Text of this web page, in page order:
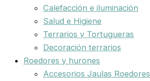
Calefacción e iluminación
Salud e Higiene
Terrarios y Tortugueras
Decoración terrarios
Roedores y hurones
Accesorios Jaulas Roedores